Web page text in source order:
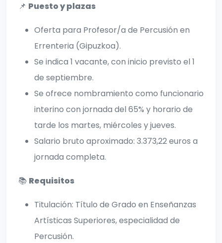
📌 Puesto y plazas
Oferta para Profesor/a de Percusión en
Errenteria (Gipuzkoa).
Se indica 1 vacante, con inicio previsto el 1
de septiembre.
Se ofrece nombramiento como funcionario
interino con jornada del 65% y horario de
tarde los martes, miércoles y jueves.
Salario bruto aproximado: 3.373,22 euros a
jornada completa.
📚 Requisitos
Titulación: Título de Grado en Enseñanzas
Artísticas Superiores, especialidad de
Percusión.